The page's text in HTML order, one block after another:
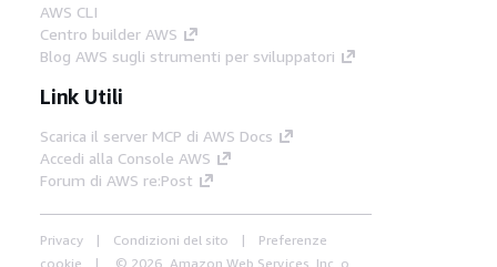
AWS CLI
Centro builder AWS
Blog AWS sugli strumenti per sviluppatori
Link Utili
Scarica il server MCP di AWS Docs
Accedi alla Console AWS
Forum di AWS re:Post
Privacy Condizioni del sito
Preferenze
cookie
© 2026, Amazon Web Services, Inc. o